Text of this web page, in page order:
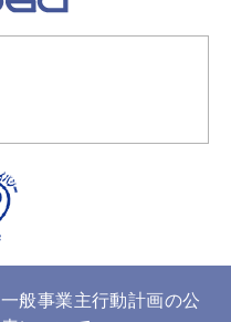
一般事業主行動計画の公